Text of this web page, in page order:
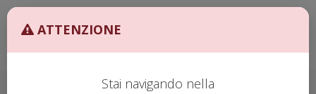
ASTATTENZIONE
Stai navigando nella